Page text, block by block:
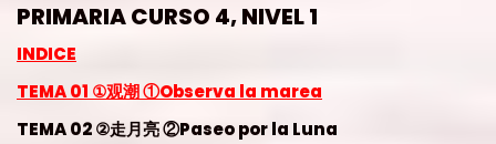
PRIMARIA CURSO 4, NIVEL 1
INDICE
TEMA 01 ①观潮 ①Observa la marea
TEMA 02 ②走月亮 ②Paseo por la Luna